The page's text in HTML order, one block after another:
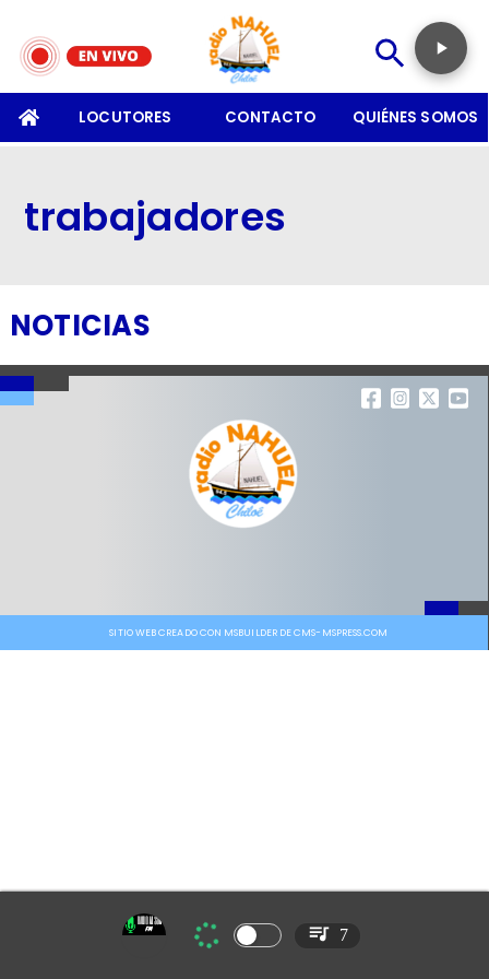
LOCUTORES CONTACTO QUIÉNES SOMOS
trabajadores
NOTICIAS
SITIO WEB CREADO CON MSBUILDER DE CMS-MSPRESS.COM
7